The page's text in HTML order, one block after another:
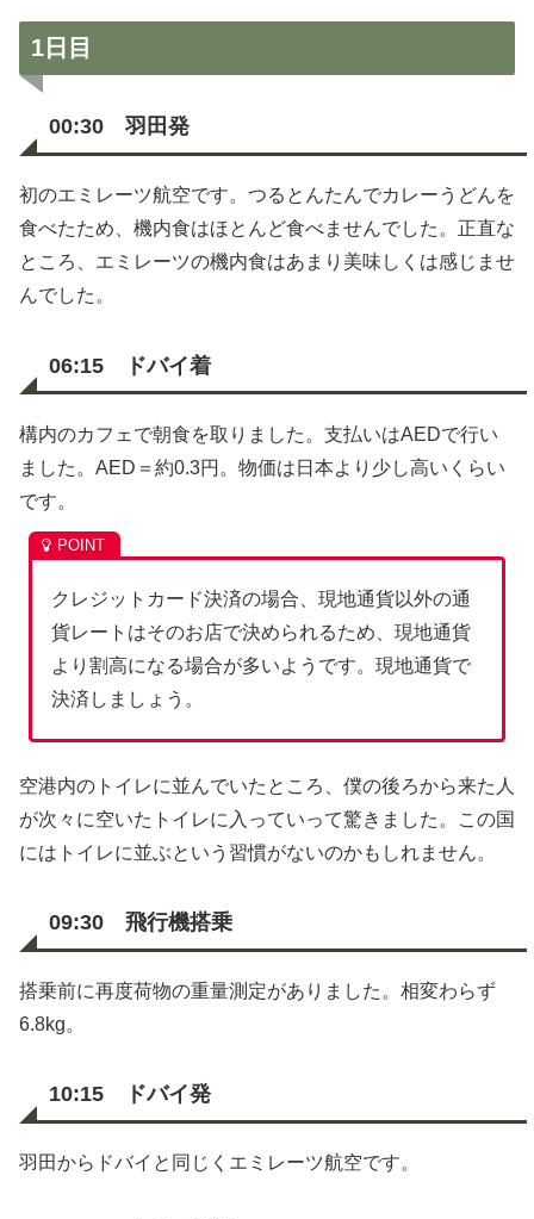
1日目
00:30 羽田発
初のエミレーツ航空です。つるとんたんでカレーうどんを
食べたため、機内食はほとんど食べませんでした。正直な
ところ、エミレーツの機内食はあまり美味しくは感じませ
んでした。
06:15 ドバイ着
構内のカフェで朝食を取りました。支払いはAEDで行い
ました。AED＝約0.3円。物価は日本より少し高いくらい
です。
クレジットカード決済の場合、現地通貨以外の通
貨レートはそのお店で決められるため、現地通貨
より割高になる場合が多いようです。現地通貨で
決済しましょう。
空港内のトイレに並んでいたところ、僕の後ろから来た人
が次々に空いたトイレに入っていって驚きました。この国
にはトイレに並ぶという習慣がないのかもしれません。
09:30 飛行機搭乗
搭乗前に再度荷物の重量測定がありました。相変わらず
6.8kg。
10:15 ドバイ発
羽田からドバイと同じくエミレーツ航空です。